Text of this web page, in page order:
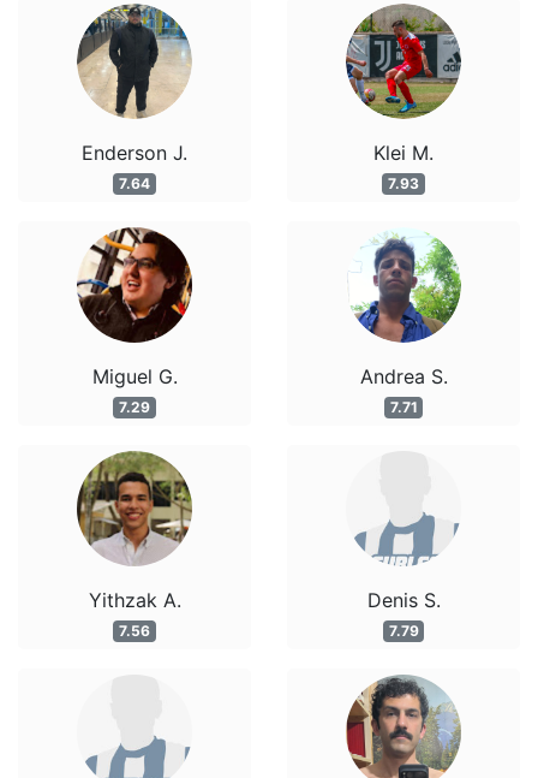
Enderson J.
7.64
Miguel G.
7.29
Yithzak A.
7.56
Klei M.
7.93
Andrea S.
7.71
Denis S.
7.79